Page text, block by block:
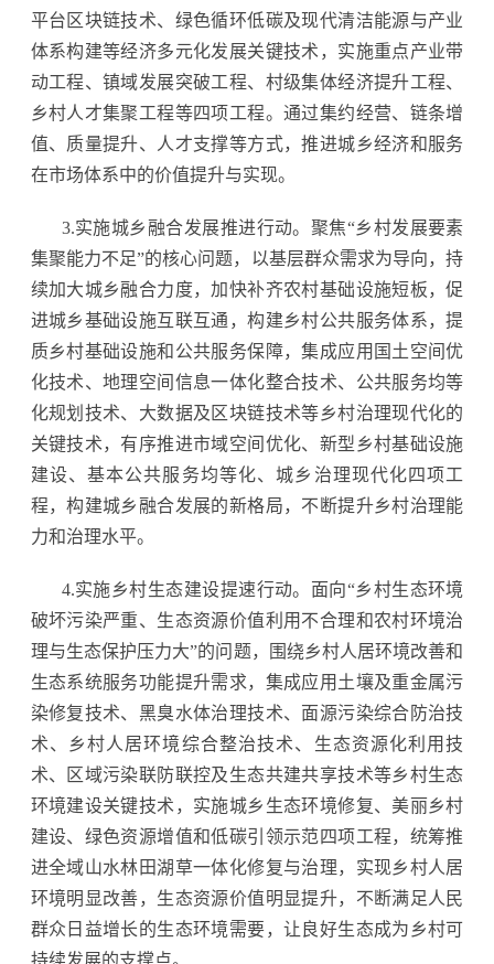
平台区块链技术、绿色循环低碳及现代清洁能源与产业
体系构建等经济多元化发展关键技术，实施重点产业带
动工程、镇域发展突破工程、村级集体经济提升工程、
乡村人才集聚工程等四项工程。通过集约经营、链条增
值、质量提升、人才支撑等方式，推进城乡经济和服务
在市场体系中的价值提升与实现。
3.实施城乡融合发展推进行动。聚焦“乡村发展要素
集聚能力不足”的核心问题，以基层群众需求为导向，持
续加大城乡融合力度，加快补齐农村基础设施短板，促
进城乡基础设施互联互通，构建乡村公共服务体系，提
质乡村基础设施和公共服务保障，集成应用国土空间优
化技术、地理空间信息一体化整合技术、公共服务均等
化规划技术、大数据及区块链技术等乡村治理现代化的
关键技术，有序推进市域空间优化、新型乡村基础设施
建设、基本公共服务均等化、城乡治理现代化四项工
程，构建城乡融合发展的新格局，不断提升乡村治理能
力和治理水平。
4.实施乡村生态建设提速行动。面向“乡村生态环境
破坏污染严重、生态资源价值利用不合理和农村环境治
理与生态保护压力大”的问题，围绕乡村人居环境改善和
生态系统服务功能提升需求，集成应用土壤及重金属污
染修复技术、黑臭水体治理技术、面源污染综合防治技
术、乡村人居环境综合整治技术、生态资源化利用技
术、区域污染联防联控及生态共建共享技术等乡村生态
环境建设关键技术，实施城乡生态环境修复、美丽乡村
建设、绿色资源增值和低碳引领示范四项工程，统筹推
进全域山水林田湖草一体化修复与治理，实现乡村人居
环境明显改善，生态资源价值明显提升，不断满足人民
群众日益增长的生态环境需要，让良好生态成为乡村可
持续发展的支撑点。